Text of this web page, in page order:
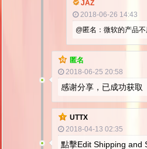
JAZ
2018-06-26 14:43
@匿名：微软的产品不
匿名
2018-06-25 20:58
感谢分享，已成功获取
UTTX
2018-04-13 02:35
點擊Edit Shipping and